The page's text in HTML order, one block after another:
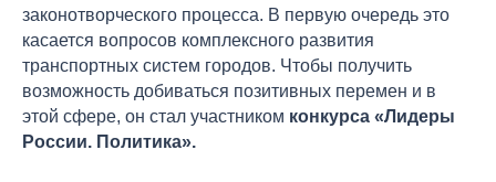
законотворческого процесса. В первую очередь это
касается вопросов комплексного развития
транспортных систем городов. Чтобы получить
возможность добиваться позитивных перемен и в
этой сфере, он стал участником конкурса «Лидеры
России. Политика».